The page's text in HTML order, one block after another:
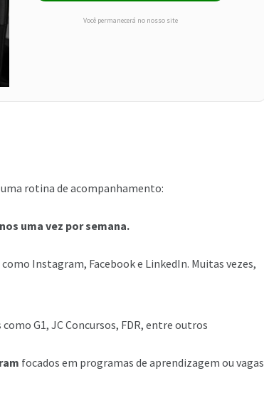
Você permanecerá no nosso site
rotina de acompanhamento:
uma vez por semana.
como Instagram, Facebook e LinkedIn. Muitas vezes,
G1, JC Concursos, FDR, entre outros
focados em programas de aprendizagem ou vagas